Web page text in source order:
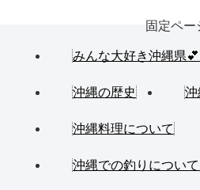
固定ペー
みんな大好き沖縄県
沖縄の歴史 沖
沖縄料理について
沖縄での釣りについ